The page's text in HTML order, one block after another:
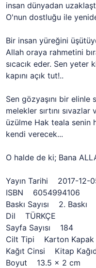
insan dünyadan
O'nun dostluğu ile
Bir insan yüreğini
Allah oraya rahmetini
sıcacık eder. Sen yeter
kapını açık tut!..
Sen gözyaşını bir elinle
melekler sırtını sıvazlar
üzülme Hak teala senin
kendi verecek...
O halde de ki; Bana
Yayın Tarihi 2017-12-
ISBN 6054994106
Baskı Sayısı 2. Baskı
Dil TÜRKÇE
Sayfa Sayısı 184
Cilt Tipi Karton Kapak
Kağıt Cinsi Kitap
Boyut 13.5 x 2 cm